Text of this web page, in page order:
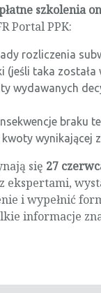
szkolenia
Portal PPK:
rozliczenia
(jeśli taka została
wydawanych
braku
wynikającej
się 27
ekspertami,
i wypełnić
informacje